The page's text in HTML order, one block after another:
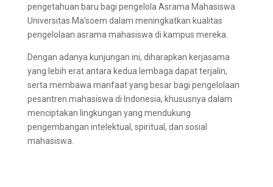
pengetahuan baru bagi pengelola Asrama Mahasiswa
Universitas Ma’soem dalam meningkatkan kualitas
pengelolaan asrama mahasiswa di kampus mereka.
Dengan adanya kunjungan ini, diharapkan kerjasama
yang lebih erat antara kedua lembaga dapat terjalin,
serta membawa manfaat yang besar bagi pengelolaan
pesantren mahasiswa di Indonesia, khususnya dalam
menciptakan lingkungan yang mendukung
pengembangan intelektual, spiritual, dan sosial
mahasiswa.